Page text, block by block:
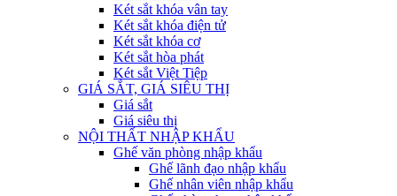
Két sắt khóa vân tay
Két sắt khóa điện tử
Két sắt khóa cơ
Két sắt hòa phát
Két sắt Việt Tiệp
GIÁ SẮT, GIÁ SIÊU THỊ
Giá sắt
Giá siêu thị
NỘI THẤT NHẬP KHẨU
Ghế văn phòng nhập khẩu
Ghế lãnh đạo nhập khẩu
Ghế nhân viên nhập khẩu